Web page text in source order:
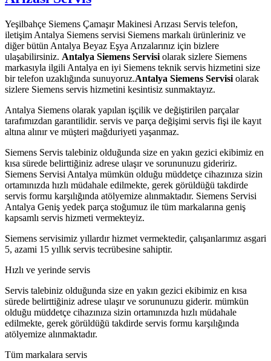
Yeşilbahçe Siemens Çamaşır Makinesi Arızası Servis telefon,
iletişim Antalya Siemens servisi Siemens markalı ürünleriniz ve
diğer bütün Antalya Beyaz Eşya Arızalarınız için bizlere
ulaşabilirsiniz. Antalya Siemens Servisi olarak sizlere Siemens
markasıyla ilgili Antalya en iyi Siemens teknik servis hizmetini size
bir telefon uzaklığında sunuyoruz.Antalya Siemens Servisi olarak
sizlere Siemens servis hizmetini kesintisiz sunmaktayız.
Antalya Siemens olarak yapılan işçilik ve değiştirilen parçalar
tarafımızdan garantilidir. servis ve parça değişimi servis fişi ile kayıt
altına alınır ve müşteri mağduriyeti yaşanmaz.
Siemens Servis talebiniz olduğunda size en yakın gezici ekibimiz en
kısa sürede belirttiğiniz adrese ulaşır ve sorununuzu gideririz.
Siemens Servisi Antalya mümkün olduğu müddetçe cihazınıza sizin
ortamınızda hızlı müdahale edilmekte, gerek görüldüğü takdirde
servis formu karşılığında atölyemize alınmaktadır. Siemens Servisi
Antalya Geniş yedek parça stoğumuz ile tüm markalarına geniş
kapsamlı servis hizmeti vermekteyiz.
Siemens servisimiz yıllardır hizmet vermektedir, çalışanlarımız asgari
5, azami 15 yıllık servis tecrübesine sahiptir.
Hızlı ve yerinde servis
Servis talebiniz olduğunda size en yakın gezici ekibimiz en kısa
sürede belirttiğiniz adrese ulaşır ve sorununuzu giderir. mümkün
olduğu müddetçe cihazınıza sizin ortamınızda hızlı müdahale
edilmekte, gerek görüldüğü takdirde servis formu karşılığında
atölyemize alınmaktadır.
Tüm markalara servis